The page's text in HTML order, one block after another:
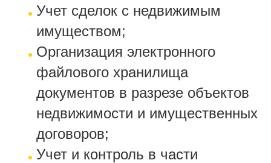
Учет сделок с недвижимым
имуществом;
Организация электронного
файлового хранилища
документов в разрезе объектов
недвижимости и имущественных
договоров;
Учет и контроль в части